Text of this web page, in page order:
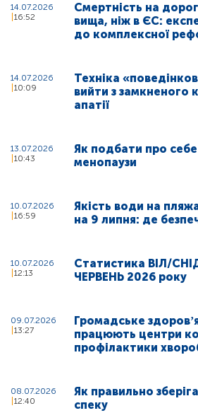
14.07.2026
16:52
Смертність на
вища, ніж в ЄС:
до комплексної
14.07.2026
10:09
Техніка
вийти з замкненого
апатії
13.07.2026
10:43
Як подбати про себе
менопаузи
10.07.2026
16:59
Якість води на
на 9 липня: де
10.07.2026
12:13
Статистика ВІЛ/
ЧЕРВЕНЬ 2026 року
09.07.2026
13:27
Громадське
працюють центри
профілактики
08.07.2026
12:40
Як правильно
спеку